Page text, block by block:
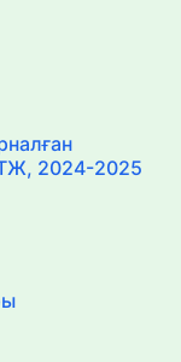
2024-2025